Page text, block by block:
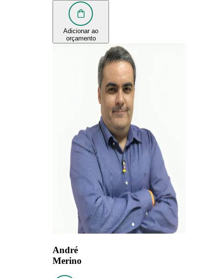
Adicionar ao
orçamento
André
Merino